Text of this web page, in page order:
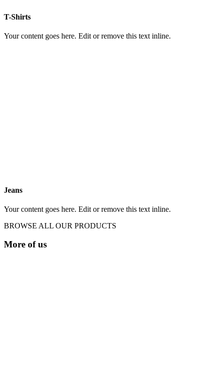
T-Shirts
Your content goes here. Edit or remove this text inline.
Jeans
Your content goes here. Edit or remove this text inline.
BROWSE ALL OUR PRODUCTS
More of us